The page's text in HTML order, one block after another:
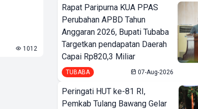
1012
Rapat Paripurna KUA PPAS
Perubahan APBD Tahun
Anggaran 2026, Bupati Tubaba
Targetkan pendapatan Daerah
Capai Rp820,3 Miliar
TUBABA 07-Aug-2026
Peringati HUT ke-81 RI,
Pemkab Tulang Bawang Gelar